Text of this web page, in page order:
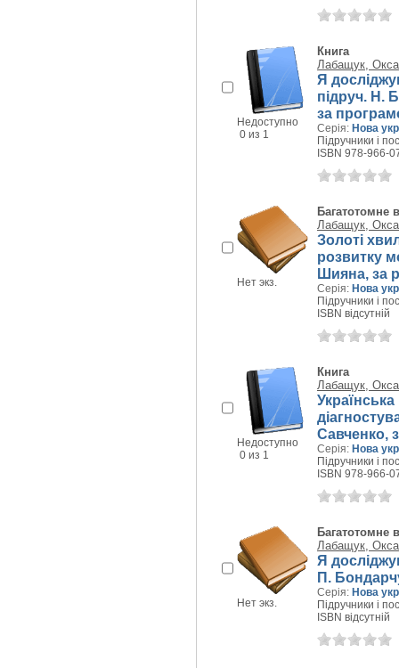
Недоступно
0 из 1
Книга
Лабащук,
Я
підруч. Н.
за
Серія: Нова
Підручники і
ISBN 978-966-
Нет экз.
Багатотомне
Лабащук,
Золоті
розвитку
Шияна, за
Серія: Нова
Підручники і
ISBN відсутній
Недоступно
0 из 1
Книга
Лабащук,
Савченко,
Серія: Нова
Підручники і
ISBN 978-966-
Нет экз.
Багатотомне
Лабащук,
Я
П.
Серія: Нова
Підручники і
ISBN відсутній